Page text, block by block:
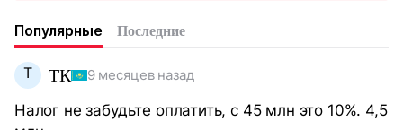
Популярные Последние
Т ТК 9 месяцев назад
Налог не забудьте оплатить, с 45 млн это 10%. 4,5